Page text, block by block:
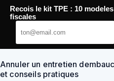
Passer
contenu
YoupiJobs
Annuler un entretien
et conseils pratiques
Recois le kit TPE : 10
fiscales